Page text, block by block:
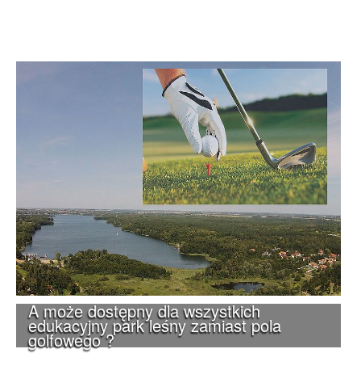
A może dostępny dla wszystkich
edukacyjny park leśny zamiast pola
golfowego ?